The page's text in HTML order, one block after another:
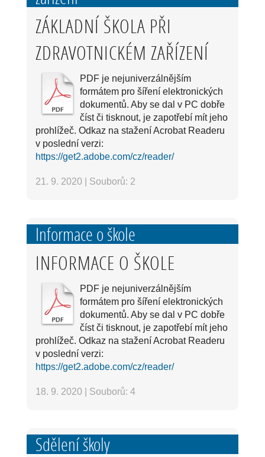
ZÁKLADNÍ ŠKOLA PŘI
ZDRAVOTNICKÉM ZAŘÍZENÍ
PDF je nejuniverzálnějším
formátem pro šíření elektronických
dokumentů. Aby se dal v PC dobře
číst či tisknout, je zapotřebí mít jeho
prohlížeč. Odkaz na stažení Acrobat Readeru
v poslední verzi:
https://get2.adobe.com/cz/reader/
21. 9. 2020 Souborů: 2
Informace o škole
INFORMACE O ŠKOLE
PDF je nejuniverzálnějším
formátem pro šíření elektronických
dokumentů. Aby se dal v PC dobře
číst či tisknout, je zapotřebí mít jeho
prohlížeč. Odkaz na stažení Acrobat Readeru
v poslední verzi:
https://get2.adobe.com/cz/reader/
18. 9. 2020 Souborů: 4
Sdělení školy